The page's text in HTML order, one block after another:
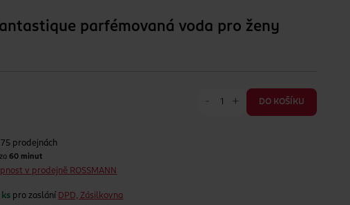
parfémovaná voda pro ženy
- + DO KOŠÍKU
75 prodejnách
60 minut
v prodejně ROSSMANN
ks pro zaslání DPD, Zásilkovna